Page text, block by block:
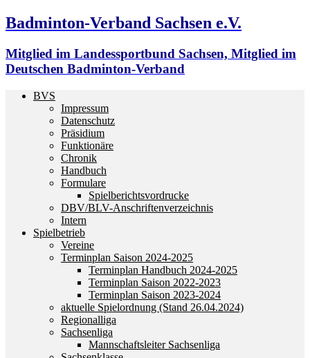
Badminton-Verband Sachsen e.V.
Mitglied im Landessportbund Sachsen, Mitglied im
Deutschen Badminton-Verband
BVS
Impressum
Datenschutz
Präsidium
Funktionäre
Chronik
Handbuch
Formulare
Spielberichtsvordrucke
DBV/BLV-Anschriftenverzeichnis
Intern
Spielbetrieb
Vereine
Terminplan Saison 2024-2025
Terminplan Handbuch 2024-2025
Terminplan Saison 2022-2023
Terminplan Saison 2023-2024
aktuelle Spielordnung (Stand 26.04.2024)
Regionalliga
Sachsenliga
Mannschaftsleiter Sachsenliga